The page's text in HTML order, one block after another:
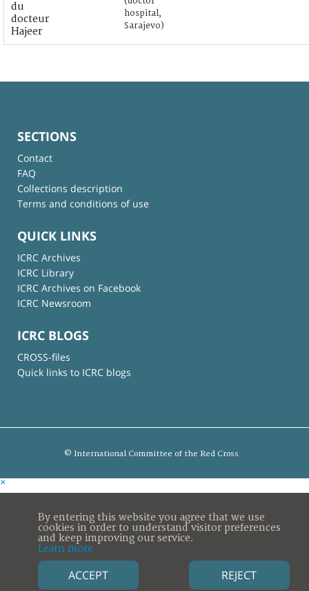
du
docteur
Hajeer
hospital,
Sarajevo)
SECTIONS
Contact
FAQ
Collections description
Terms and conditions of use
QUICK LINKS
ICRC Archives
ICRC Library
ICRC Archives on Facebook
ICRC Newsroom
ICRC BLOGS
CROSS-files
Quick links to ICRC blogs
© International Committee of the Red Cross
×
By entering this website you agree that we use
cookies in order to understand visitor preferences
and keep improving our service.
Learn more
ACCEPT REJECT